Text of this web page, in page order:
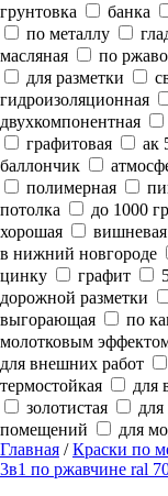
грунтовка
банка
по металлу
масляная
по
для разметки
гидроизоляционная
двухкомпонентная
графитовая
ак
баллончик
полимерная
потолка
до 1000
хорошая
вишневая
в нижний новгороде
цинку
графит
дорожной разметки
выгорающая
по
молотковым
для внешних работ
термостойкая
для
золотистая
помещений
для
Главная /Краски по
3в1 по ржавчине ral